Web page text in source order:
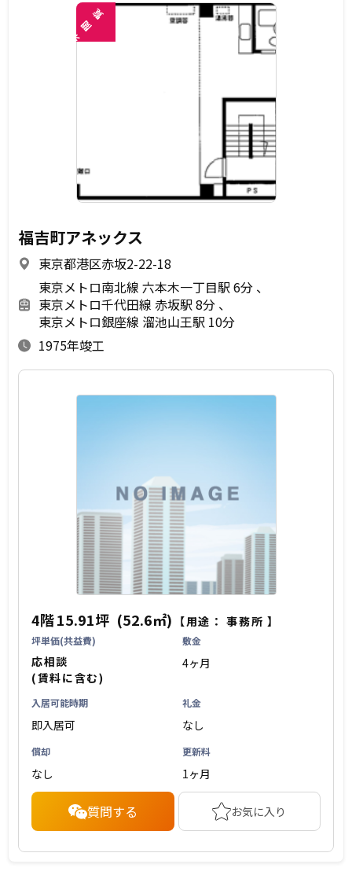
未
閲
覧
福吉町アネックス
東京都港区赤坂2-22-18
東京メトロ南北線 六本木一丁目駅 6分
東京メトロ千代田線 赤坂駅 8分
東京メトロ銀座線 溜池山王駅 10分
1975年竣工
4階15.91坪 (52.6㎡) 【用途：事務所 】
坪単価(共益費)
応相談
(賃料に含む)
敷金
4ヶ月
入居可能時期
即入居可
礼金
なし
償却
なし
更新料
1ヶ月
質問する お気に入り